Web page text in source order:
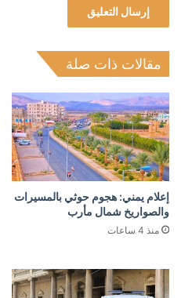
مقالات ذات صلة
إعلام يمني: هجوم حوثي بالمسيرات
والصواريخ شمال مأرب
منذ 4 ساعات